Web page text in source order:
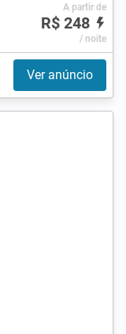
A partir de
R$ 248
/ noite
Ver anúncio